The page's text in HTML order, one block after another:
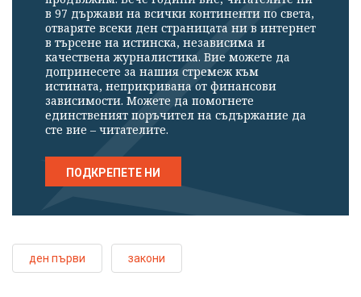
в 97 държави на всички континенти по света,
отваряте всеки ден страницата ни в интернет
в търсене на истинска, независима и
качествена журналистика. Вие можете да
допринесете за нашия стремеж към
истината, неприкривана от финансови
зависимости. Можете да помогнете
единственият поръчител на съдържание да
сте вие – читателите.
ПОДКРЕПЕТЕ НИ
ден първи закони